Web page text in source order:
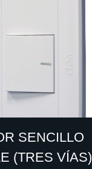
SENCILLO
(TRES VÍAS)